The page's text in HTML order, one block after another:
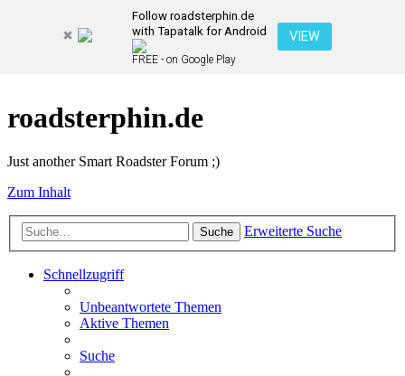
Follow roadsterphin.de
with Tapatalk for Android
FREE - on Google Play
VIEW
roadsterphin.de
Just another Smart Roadster Forum ;)
Zum Inhalt
Suche Erweiterte Suche
Schnellzugriff
Unbeantwortete Themen
Aktive Themen
Suche